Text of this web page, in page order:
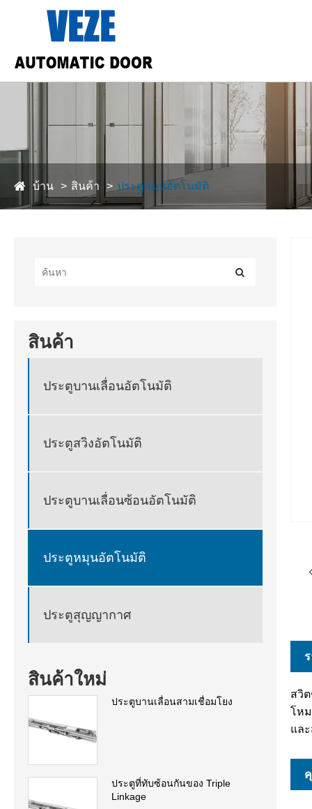
บ้าน สินค้า ประตูหมุนอัตโนมัติ
สินค้า
ประตูบานเลื่อนอัตโนมัติ
ประตูสวิงอัตโนมัติ
ประตูบานเลื่อนซ้อนอัตโนมัติ
ประตูหมุนอัตโนมัติ
ประตูสุญญากาศ
สินค้าใหม่
ประตูบานเลื่อนสามเชื่อมโยง
ประตูที่ทับซ้อนกันของ Triple
Linkage
สวิ
โห
แล